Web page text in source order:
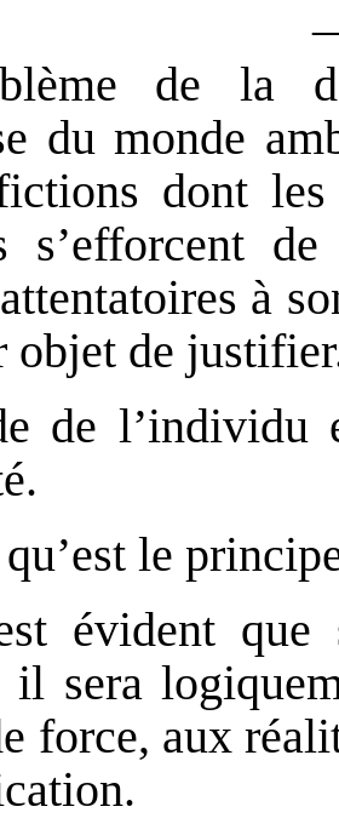
de la
du monde
dont
s’efforcent
à
objet de
de l’individu
le
évident que
sera
force, aux